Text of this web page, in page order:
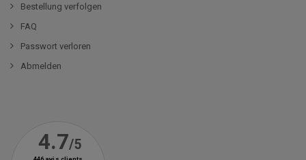
Bestellung verfolgen
FAQ
Passwort verloren
Abmelden